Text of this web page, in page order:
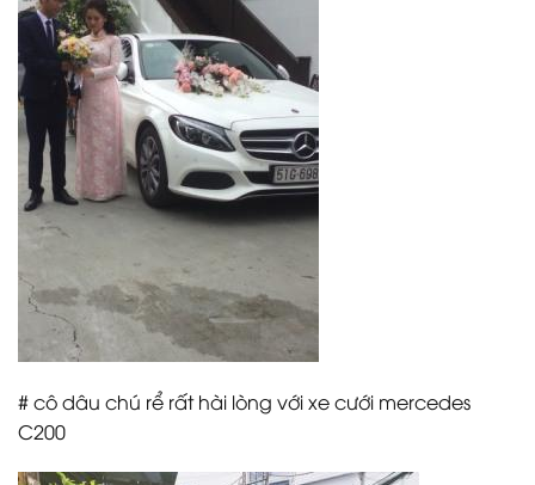
# cô dâu chú rể rất hài lòng với xe cưới mercedes
C200